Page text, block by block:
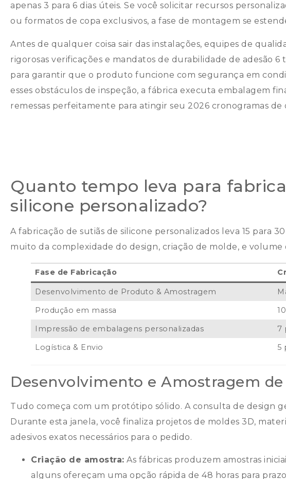
apenas 3 para 6 dias úteis. Se você solicitar recursos
ou formatos de copa exclusivos, a fase de montagem se
Antes de qualquer coisa sair das instalações, equipes de
rigorosas verificações e mandatos de durabilidade de adesão 6
para garantir que o produto funcione com segurança em
esses obstáculos de inspeção, a fábrica executa embalagem
remessas perfeitamente para atingir seu 2026 cronogramas de
Quanto tempo leva para
silicone personalizado?
A fabricação de sutiãs de silicone personalizados leva 15 para
muito da complexidade do design, criação de molde, e volume
Fase de Fabricação
Desenvolvimento de Produto & Amostragem
Produção em massa
Impressão de embalagens personalizadas
7
Logística & Envio
5
Desenvolvimento e Amostragem
Tudo começa com um protótipo sólido. A consulta de design
Durante esta janela, você finaliza projetos de moldes 3D,
adesivos exatos necessários para o pedido.
Criação de amostra: As fábricas produzem amostras
alguns ofereçam uma opção rápida de 48 horas para